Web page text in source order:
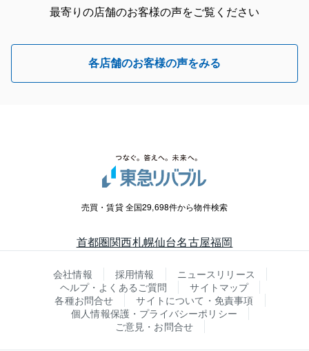
最寄りの店舗のお客様の声をご覧ください
各店舗のお客様の声をみる
売買・賃貸 全国29,698件から物件検索
首都圏関西札幌仙台名古屋福岡
会社情報 採用情報
ニュースリリース
ヘルプ・よくあるご質問
サイトマップ
各種お問合せ
サイトについて・免責事項
個人情報保護・プライバシーポリシー
ご意見・お問合せ